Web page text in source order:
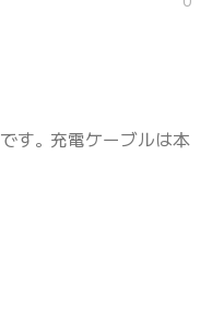
す。充電ケーブルは本